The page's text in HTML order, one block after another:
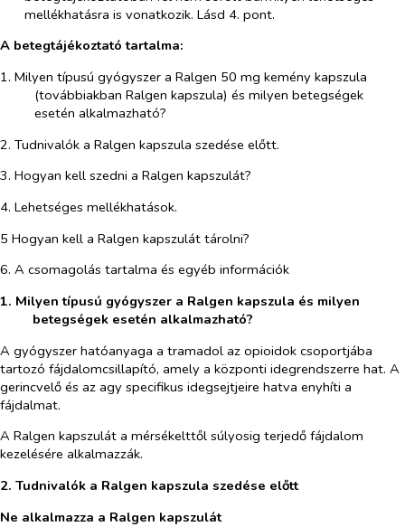
mellékhatásra is vonatkozik. Lásd 4. pont.
A betegtájékoztató tartalma:
1. Milyen típusú gyógyszer a Ralgen 50 mg kemény kapszula
(továbbiakban Ralgen kapszula) és milyen betegségek
esetén alkalmazható?
2. Tudnivalók a Ralgen kapszula szedése előtt.
3. Hogyan kell szedni a Ralgen kapszulát?
4. Lehetséges mellékhatások.
5 Hogyan kell a Ralgen kapszulát tárolni?
6. A csomagolás tartalma és egyéb információk
1. Milyen típusú gyógyszer a Ralgen kapszula és milyen
betegségek esetén alkalmazható?
A gyógyszer hatóanyaga a tramadol az opioidok csoportjába
tartozó fájdalomcsillapító, amely a központi idegrendszerre hat. A
gerincvelő és az agy specifikus idegsejtjeire hatva enyhíti a
fájdalmat.
A Ralgen kapszulát a mérsékelttől súlyosig terjedő fájdalom
kezelésére alkalmazzák.
2. Tudnivalók a Ralgen kapszula szedése előtt
Ne alkalmazza a Ralgen kapszulát